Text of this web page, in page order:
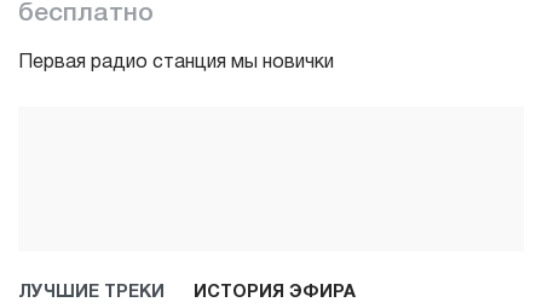
бесплатно
Первая радио станция мы новички
ЛУЧШИЕ ТРЕКИ ИСТОРИЯ ЭФИРА